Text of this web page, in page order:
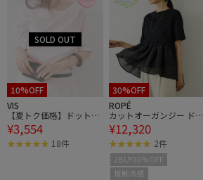
10%OFF
VIS
【夏トク価格】ドット＆
無地テレコリブハーフス
リーブドレーププルオー
バー
¥3,554
18件
30%OFF
ROPÉ
カットオーガンジー ドッ
キングペプラムカットソ
ー/接触冷感・汗染み防
止加工・吸水速乾・イー
ジーケア
¥12,320
2件
2BUY10%OFF
接触冷感